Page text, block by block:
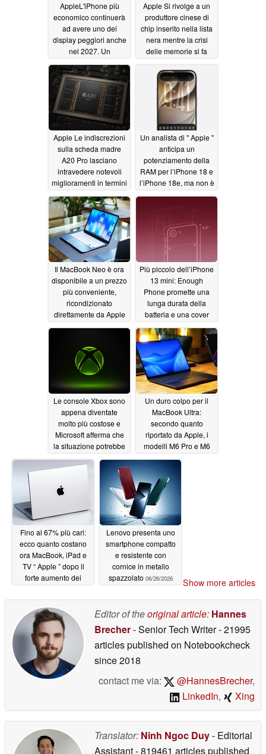
AppleL'iPhone più
economico continuerà
ad avere uno dei
display peggiori anche
nel 2027. Un
specifiche tecniche
dell'iPhone 18 e
dell'iPhone Air 2
06/29/2026
Apple Si rivolge a un
produttore cinese di
chip inserito nella lista
nera mentre la crisi
delle memorie si fa
Apple Le indiscrezioni
sulla scheda madre
A20 Pro lasciano
intravedere notevoli
miglioramenti in termini
06/27/2026
Un analista di " Apple "
anticipa un
potenziamento della
RAM per l’iPhone 18 e
l’iPhone 18e, ma non è
Il MacBook Neo è ora
disponibile a un prezzo
più conveniente,
ricondizionato
direttamente da Apple
06/26/2026
Più piccolo dell’iPhone
13 mini: Enough
Phone promette una
lunga durata della
batteria e una cover
06/26/2026
Le console Xbox sono
appena diventate
molto più costose e
Microsoft afferma che
la situazione potrebbe
06/26/2026
Un duro colpo per il
MacBook Ultra:
secondo quanto
riportato da Apple, i
modelli M6 Pro e M6
cancellati
Fino al 67% più cari:
ecco quanto costano
ora MacBook, iPad e
TV “ Apple ” dopo il
forte aumento dei
Lenovo presenta uno
smartphone compatto
e resistente con
cornice in metallo
spazzolato 06/26/2026 Show more articles
Editor of theoriginal article: Hannes
Brecher- Senior Tech Writer- 21995
articles published on Notebookcheck
since 2018
contact me via:
@HannesBrecher,
LinkedIn, Xing
Translator: Ninh Ngoc Duy- Editorial
Assistant- 819461 articles published